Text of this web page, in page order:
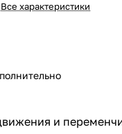
Все характеристики
и